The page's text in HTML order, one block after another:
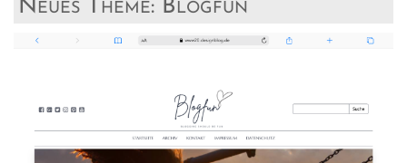
Neues Theme: Blogfun